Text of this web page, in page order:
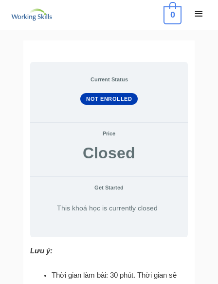
0
Current Status
NOT ENROLLED
Price
Closed
Get Started
This khoá học is currently closed
Lưu ý:
Thời gian làm bài: 30 phút. Thời gian sẽ